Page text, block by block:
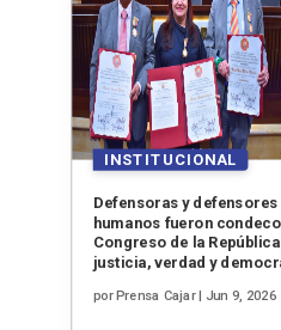
Defensoras y
humanos fueron
Congreso de la
justicia, verdad y
porPrensa Cajar| Jun 9, 2026